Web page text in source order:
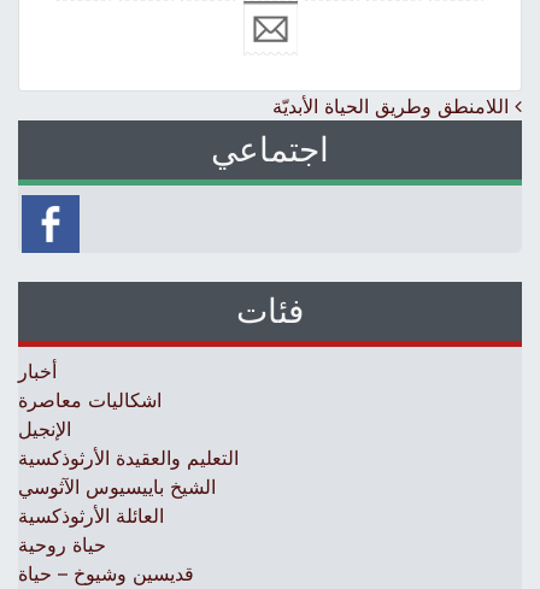
Post navigation
اللامنطق وطريق الحياة الأبديّة
اجتماعي
فئات
أخبار
اشكاليات معاصرة
الإنجيل
التعليم والعقيدة الأرثوذكسية
الشيخ باييسيوس الآثوسي
العائلة الأرثوذكسية
حياة روحية
قديسين وشيوخ – حياة